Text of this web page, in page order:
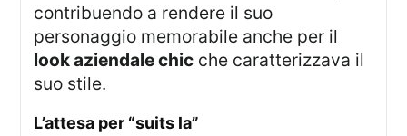
contribuendo a rendere il suo
personaggio memorabile anche per il
look aziendale chic che caratterizzava il
suo stile.
l’attesa per “suits la”